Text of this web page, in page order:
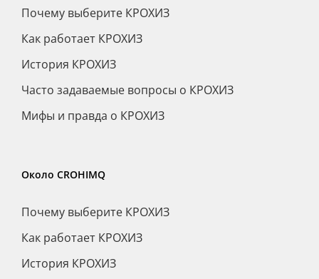
Почему выберите КРОХИЗ
Как работает КРОХИЗ
История КРОХИЗ
Часто задаваемые вопросы о КРОХИЗ
Мифы и правда о КРОХИЗ
Около CROHIMQ
Почему выберите КРОХИЗ
Как работает КРОХИЗ
История КРОХИЗ